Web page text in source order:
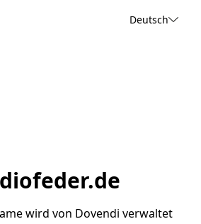
Deutsch
wird von Dovendi verwaltet